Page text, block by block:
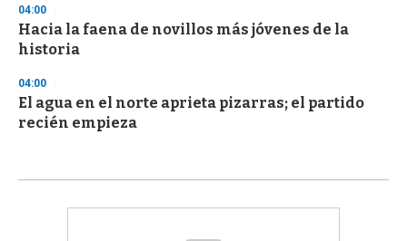
04:00
Hacia la faena de novillos más jóvenes de la
historia
04:00
El agua en el norte aprieta pizarras; el partido
recién empieza